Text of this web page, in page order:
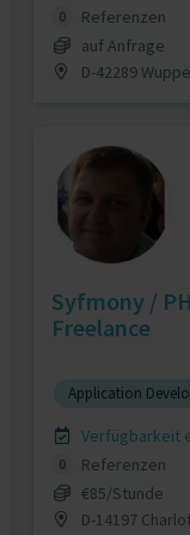
0
Referenzen
auf Anfrage
D-42289
Syfmony /
Freelance
Application
Verfügbarkeit
0
Referenzen
€85/Stunde
D-14197